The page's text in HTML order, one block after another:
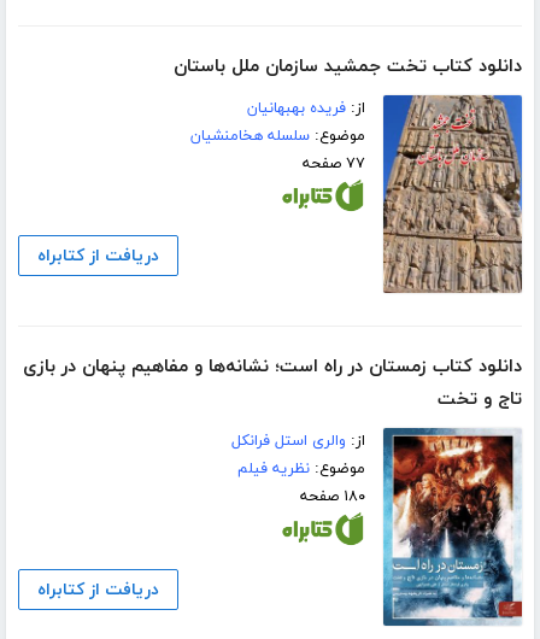
دانلود کتاب تخت جمشید سازمان ملل باستان
از:فریده بهبهانیان
موضوع:سلسله هخامنشیان
۷۷ صفحه
دریافت از کتابراه
دانلود کتاب زمستان در راه است؛ نشانه‌ها و مفاهیم پنهان در بازی
تاج و تخت
از: والری استل فرانکل
موضوع:نظریه فیلم
۱۸۰ صفحه
دریافت از کتابراه